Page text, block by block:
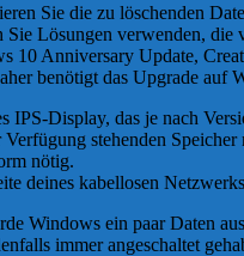
Sie die zu löschenden
Lösungen verwenden,
10 Anniversary Update,
benötigt das Upgrade
IPS-Display, das je nach
stehenden
nötig.
deines kabellosen
Windows ein paar Daten
immer angeschaltet